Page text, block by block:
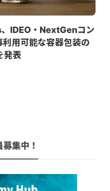
IDEO・NextGenコン
用可能な容器包装の
発表
集中！